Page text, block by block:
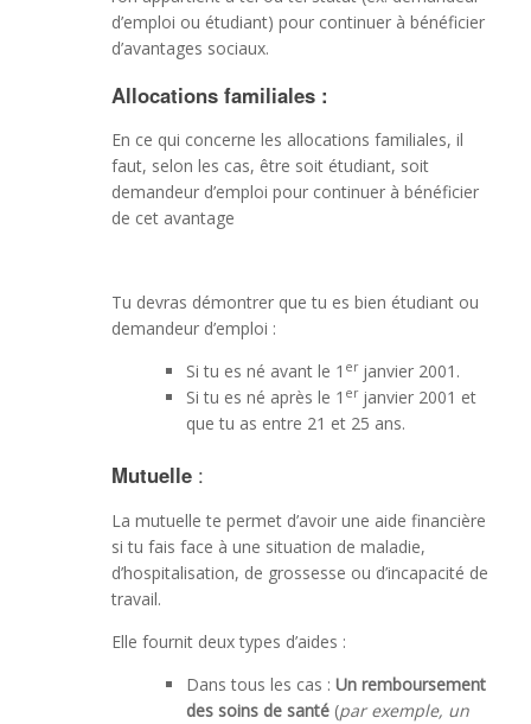
d’emploi ou étudiant) pour continuer à bénéficier
d’avantages sociaux.
Allocations familiales :
En ce qui concerne les allocations familiales, il
faut, selon les cas, être soit étudiant, soit
demandeur d’emploi pour continuer à bénéficier
de cet avantage
Tu devras démontrer que tu es bien étudiant ou
demandeur d’emploi :
Si tu es né avant le 1 erjanvier 2001.
Si tu es né après le 1 erjanvier 2001 et
que tu as entre 21 et 25 ans.
Mutuelle:
La mutuelle te permet d’avoir une aide financière
si tu fais face à une situation de maladie,
d’hospitalisation, de grossesse ou d’incapacité de
travail.
Elle fournit deux types d’aides :
Dans tous les cas : Un remboursement
des soins de santé(par exemple, un